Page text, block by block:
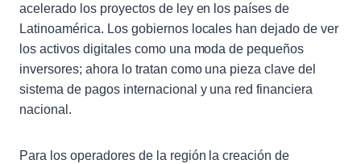
acelerado los proyectos de ley en los países de
Latinoamérica. Los gobiernos locales han dejado de ver
los activos digitales como una moda de pequeños
inversores; ahora lo tratan como una pieza clave del
sistema de pagos internacional y una red financiera
nacional.
Para los operadores de la región la creación de